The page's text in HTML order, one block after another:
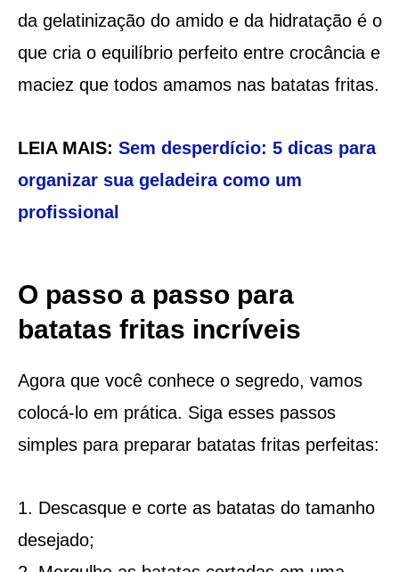
da gelatinização do amido e da hidratação é o
que cria o equilíbrio perfeito entre crocância e
maciez que todos amamos nas batatas fritas.
LEIA MAIS: Sem desperdício: 5 dicas para
organizar sua geladeira como um
profissional
O passo a passo para
batatas fritas incríveis
Agora que você conhece o segredo, vamos
colocá-lo em prática. Siga esses passos
simples para preparar batatas fritas perfeitas:
Descasque e corte as batatas do tamanho
desejado;